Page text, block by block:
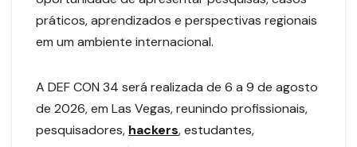
práticos, aprendizados e perspectivas regionais
em um ambiente internacional.
A DEF CON 34 será realizada de 6 a 9 de agosto
de 2026, em Las Vegas, reunindo profissionais,
pesquisadores, hackers, estudantes,